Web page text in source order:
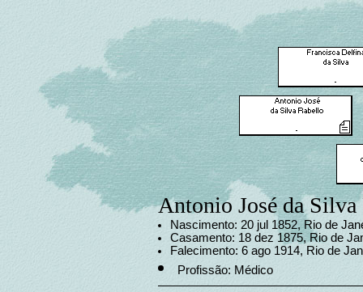
Antonio José da
Nascimento: 20 jul 1852, Rio de
Casamento: 18 dez 1875, Rio de
Falecimento: 6 ago 1914, Rio de
Profissão: Médico